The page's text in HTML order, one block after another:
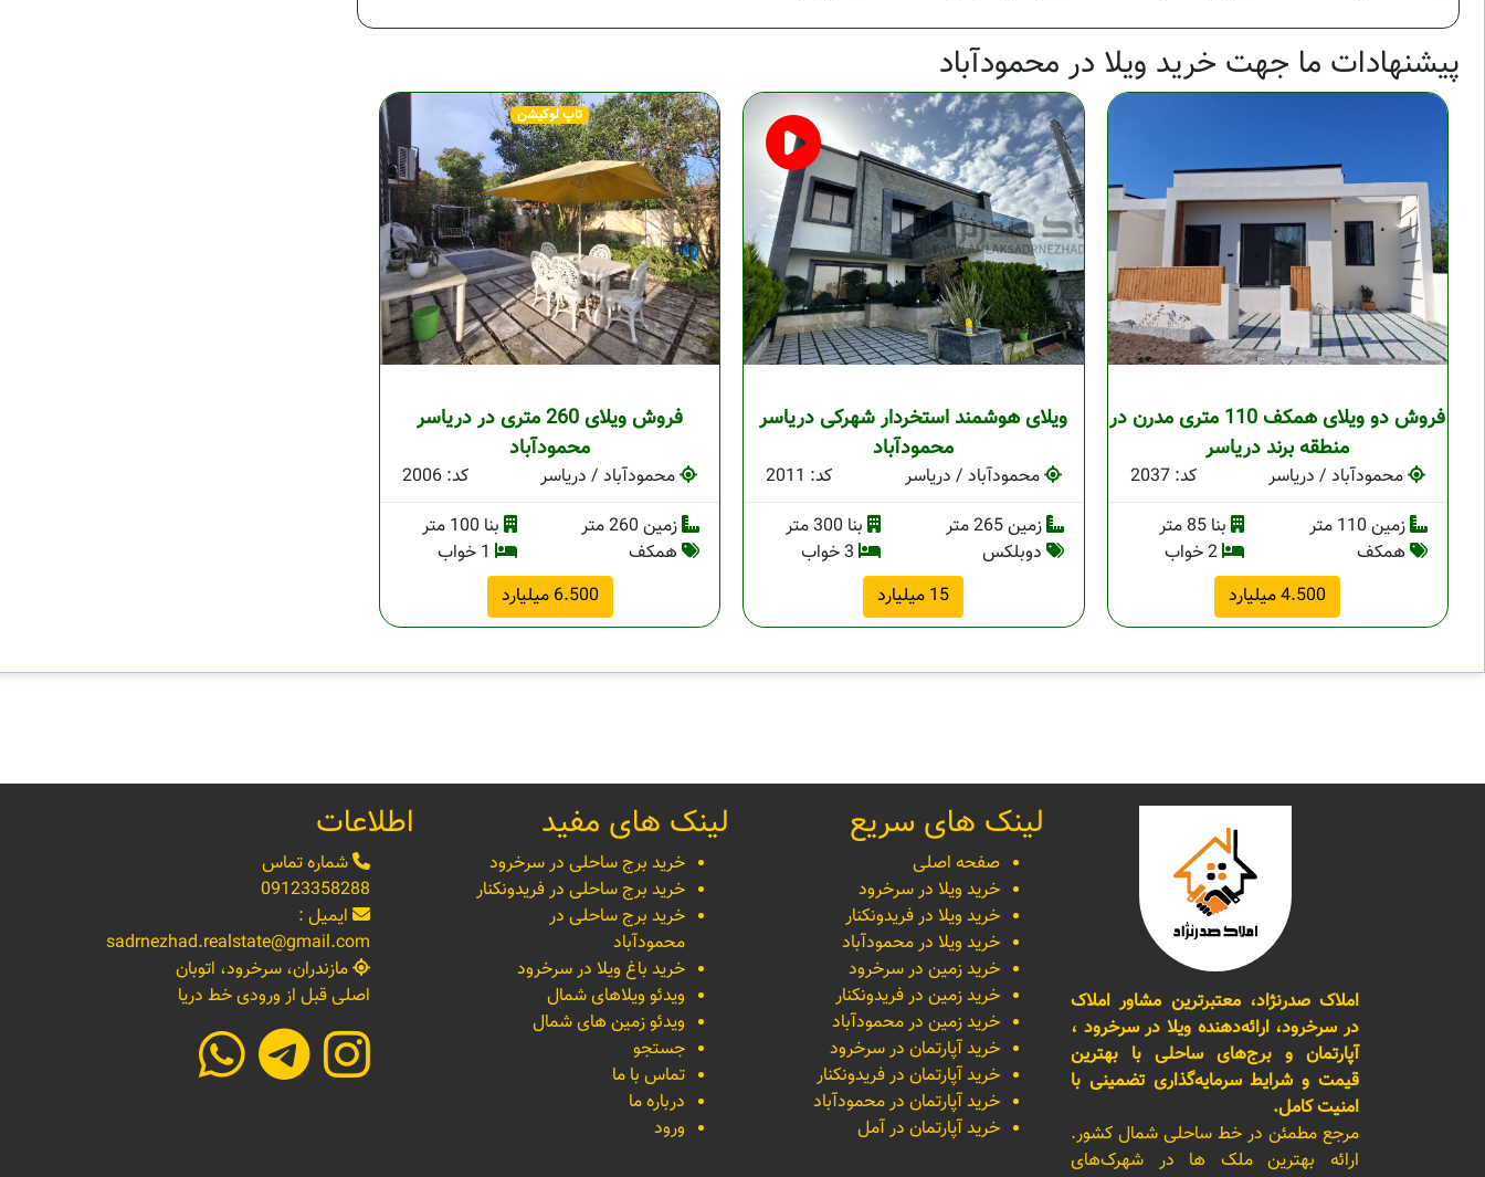
پیشنهادات ما جهت خرید ویلا در محمودآباد
فروش دو ویلای همکف 110 متری مدرن در
منطقه برند دریاسر
محمودآباد / دریاسر
کد: 2037
زمین 110 متر
بنا 85 متر
همکف
2 خواب
4.500 میلیارد
ویلای هوشمند استخردار شهرکی دریاسر
محمودآباد
محمودآباد / دریاسر
کد: 2011
زمین 265 متر
بنا 300 متر
دوبلکس
15 میلیارد
تاپ لوکیشن
فروش ویلای 260 متری در دریاسر
محمودآباد
محمودآباد / دریاسر
کد: 2006
زمین 260 متر
بنا 100 متر
همکف
6.500 میلیارد
املاک صدرنژاد، معتبرترین مشاور املاک
در سرخرود، ارائه‌دهنده ویلا در سرخرود ،
آپارتمان و برج‌های ساحلی با بهترین
قیمت و شرایط سرمایه‌گذاری تضمینی با
امنیت کامل.
مرجع مطمئن در خط ساحلی شمال کشور.
ارائه بهترین ملک ها در شهرک‌های
لینک های سریع
صفحه اصلی
خرید ویلا در سرخرود
خرید ویلا در فریدونکنار
خرید ویلا در محمودآباد
خرید زمین در سرخرود
خرید زمین در فریدونکنار
خرید زمین در محمودآباد
خرید آپارتمان در سرخرود
خرید آپارتمان در فریدونکنار
خرید آپارتمان در محمودآباد
خرید آپارتمان در آمل
لینک های مفید
خرید برج ساحلی در سرخرود
خرید برج ساحلی در فریدونکنار
خرید برج ساحلی در
محمودآباد
خرید باغ ویلا در سرخرود
ویدئو ویلاهای شمال
ویدئو زمین های شمال
جستجو
تماس با ما
درباره ما
ورود
اطلاعات
شماره تماس
09123358288
ایمیل :
sadrnezhad.realstate@gmail.com
مازندران، سرخرود، اتوبان
اصلی قبل از ورودی خط دریا